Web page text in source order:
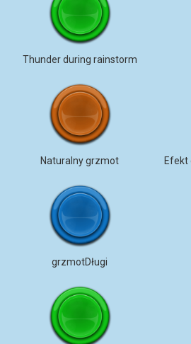
Thunder during rainstorm
Naturalny grzmot
grzmotDługi